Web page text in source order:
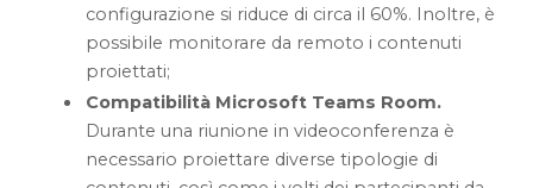
configurazione si riduce di circa il 60%. Inoltre, è
possibile monitorare da remoto i contenuti
proiettati;
Compatibilità Microsoft Teams Room.
Durante una riunione in videoconferenza è
necessario proiettare diverse tipologie di